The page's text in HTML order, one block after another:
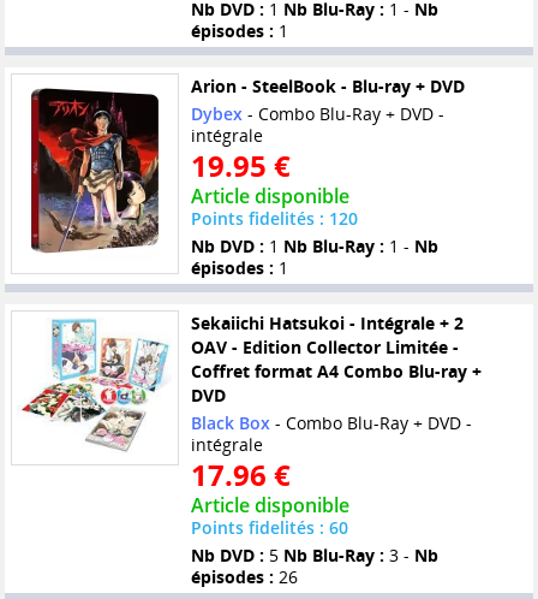
Nb DVD : 1 Nb Blu-Ray : 1 - Nb
épisodes : 1
Arion - SteelBook - Blu-ray + DVD
Dybex- Combo Blu-Ray + DVD -
intégrale
19.95 €
Article disponible
Points fidelités : 120
Nb DVD : 1 Nb Blu-Ray : 1 - Nb
épisodes : 1
Sekaiichi Hatsukoi - Intégrale + 2
OAV - Edition Collector Limitée -
Coffret format A4 Combo Blu-ray +
DVD
Black Box- Combo Blu-Ray + DVD -
intégrale
17.96 €
Article disponible
Points fidelités : 60
Nb DVD : 5 Nb Blu-Ray : 3 - Nb
épisodes : 26